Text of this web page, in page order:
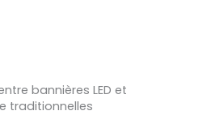
bannières LED et
traditionnelles